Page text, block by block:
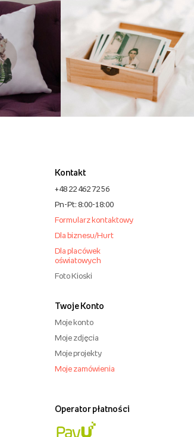
Kontakt
+48 22 462 72 56
Pn-Pt: 8:00-18:00
Formularz kontaktowy
Dla biznesu/Hurt
Dla placówek
oświatowych
Foto Kioski
Twoje Konto
Moje konto
Moje zdjęcia
Moje projekty
Moje zamówienia
Operator płatności